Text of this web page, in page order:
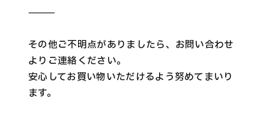
⸻
その他ご不明点がありましたら、お問い合わせ
よりご連絡ください。
安心してお買い物いただけるよう努めてまいり
ます。